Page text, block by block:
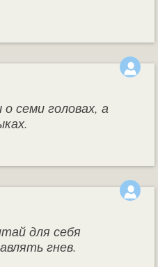
семи головах, а
для себя
гнев.